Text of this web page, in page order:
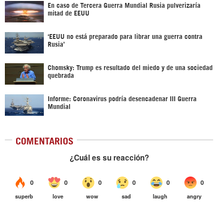
En caso de Tercera Guerra Mundial Rusia pulverizaría
mitad de EEUU
‘EEUU no está preparado para librar una guerra contra
Rusia’
Chomsky: Trump es resultado del miedo y de una sociedad
quebrada
Informe: Coronavirus podría desencadenar III Guerra
Mundial
COMENTARIOS